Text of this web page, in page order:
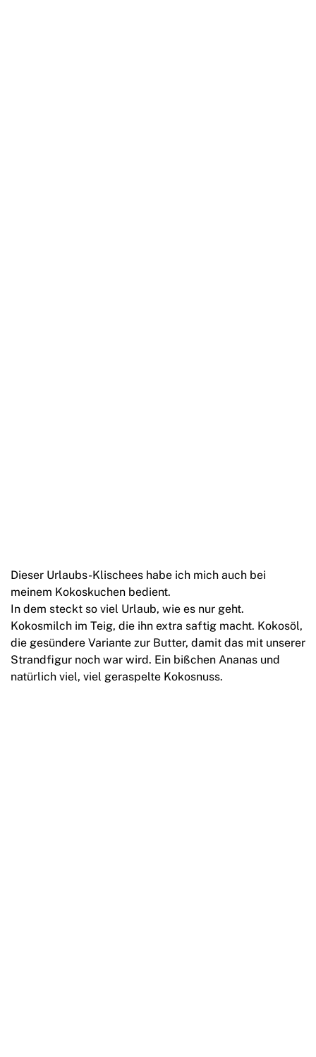
Dieser Urlaubs-Klischees habe ich mich auch bei
meinem Kokoskuchen bedient.
In dem steckt so viel Urlaub, wie es nur geht.
Kokosmilch im Teig, die ihn extra saftig macht. Kokosöl,
die gesündere Variante zur Butter, damit das mit unserer
Strandfigur noch war wird. Ein bißchen Ananas und
natürlich viel, viel geraspelte Kokosnuss.